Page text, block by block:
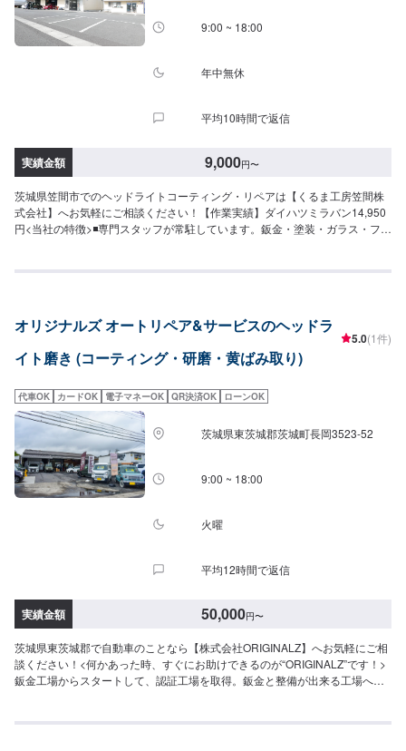
9:00 ~ 18:00
年中無休
平均10時間で返信
実績金額 9,000円〜
茨城県笠間市でのヘッドライトコーティング・リペアは【くるま工房笠間株
式会社】へお気軽にご相談ください！【作業実績】ダイハツミラバン14,950
円<当社の特徴>◾専門スタッフが常駐しています。鈑金・塗装・ガラス・フィ
を発行させて頂いております。お客様がそのお車を乗っている間は保証しま
格です。<お客様のご予算やご希望の時間に応じてプランをご提案！>★お安
く済ませたい…★お時間があまり取れない…などのご相談もお気軽にどう
ぞ！【1】オファーにてお問い合わせ【2】お見積り【3】お見積りにご納得
常2日～3日程度で納車となります。(要相談)納期は前後する場合がございま
す。予めご了承ください。-----代車について-----代車をご用意しています。お
車の作業中は代車をご利用ください。※代車の燃料代はお客様にご負担いただ
いております。-----ご来店時の注意、受付方法-----入庫の際はお気をつけてお
越しください。駐車スペースは事務所前の空いているスペースに駐車してく
ださい。受付はスタッフへ「メンテモで予約しました」とお伝えください。
ご案内いたします。【定休日・営業時間】定休日：年中無休（大型連休のみ
オリジナルズ オートリペア&サービスのヘッドラ
イト磨き (コーティング・研磨・黄ばみ取り)
5.0(1件)
代車OK カードOK 電子マネーOK QR決済OK ローンOK
茨城県東茨城郡茨城町長岡3523-52
9:00 ~ 18:00
火曜
平均12時間で返信
実績金額 50,000円〜
茨城県東茨城郡で自動車のことなら【株式会社ORIGINALZ】へお気軽にご相
談ください！<何かあった時、すぐにお助けできるのが“ORIGINALZ”です！>
鈑金工場からスタートして、認証工場を取得。鈑金と整備が出来る工場へと
す。信頼と安心をお届けし、最後には笑顔になっていただけるよう努めま